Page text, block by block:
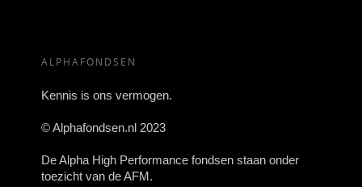
ALPHAFONDSEN
Kennis is ons vermogen.
© Alphafondsen.nl 2023
De Alpha High Performance fondsen staan onder
toezicht van de AFM.